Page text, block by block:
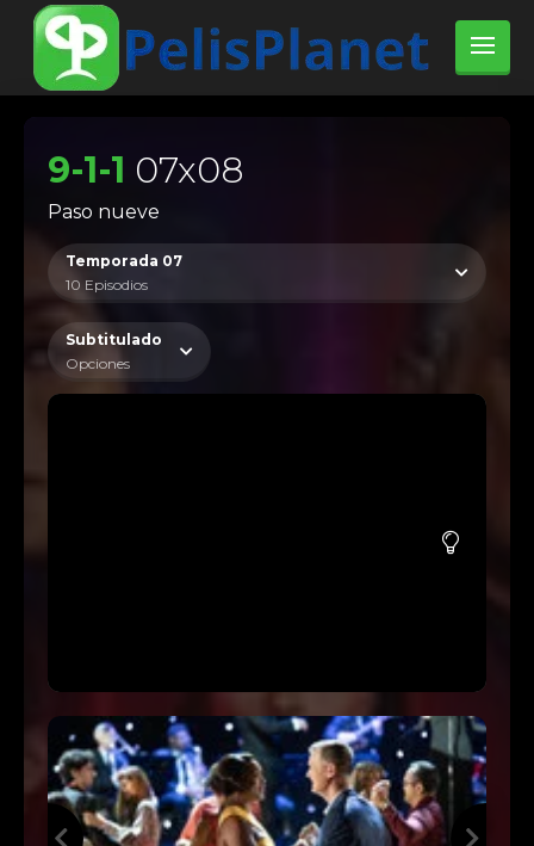
9-1-1 07x08
Paso nueve
Temporada 07
10 Episodios
Subtitulado
Opciones